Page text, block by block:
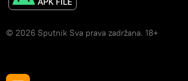
© 2026 Sputnik Sva prava zadržana. 18+